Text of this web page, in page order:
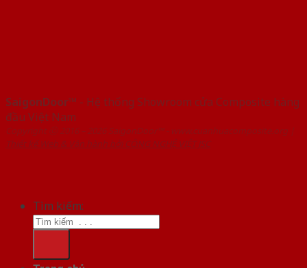
SaigonDoor™ - Hệ thống Showroom cửa Composite hàng
đầu Việt Nam
Copyright ⓒ 2016 – 2026 SaigonDoor™ - www.cuanhuacomposite.org |
Thiết kế Web & Vận hành bởi CÔNG NGHỆ VIỆT JSC
Tìm kiếm: